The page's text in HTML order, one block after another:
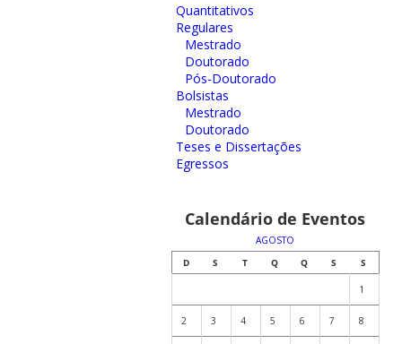
Quantitativos
Regulares
Mestrado
Doutorado
Pós-Doutorado
Bolsistas
Mestrado
Doutorado
Teses e Dissertações
Egressos
Calendário de Eventos
AGOSTO
D
S T Q Q S S
1
2 3 4 5 6 7 8